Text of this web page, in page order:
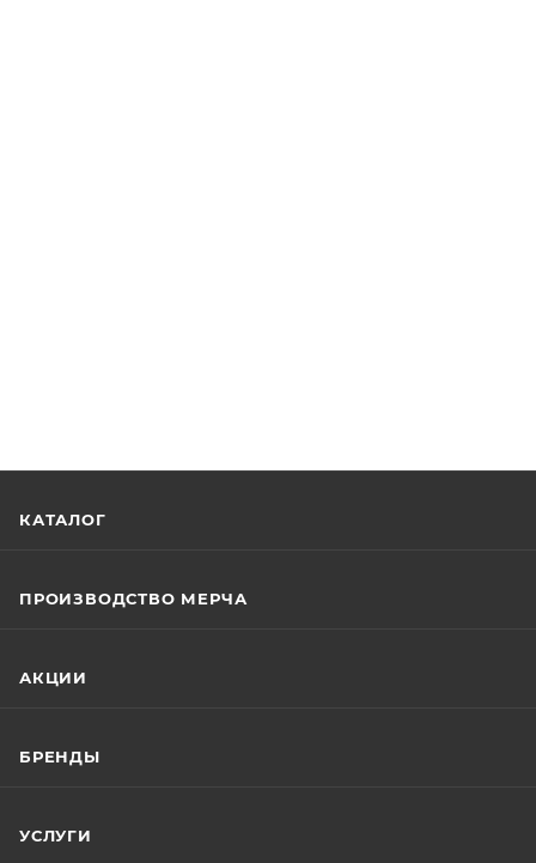
КАТАЛОГ
ПРОИЗВОДСТВО МЕРЧА
АКЦИИ
БРЕНДЫ
УСЛУГИ